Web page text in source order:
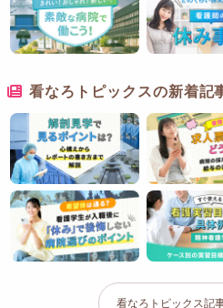
看なろトピックスの新着記
看なろトピックス記